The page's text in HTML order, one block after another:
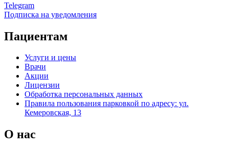
Telegram
Подписка на уведомления
Пациентам
Услуги и цены
Врачи
Акции
Лицензии
Обработка персональных данных
Правила пользования парковкой по адресу: ул.
Кемеровская, 13
О нас